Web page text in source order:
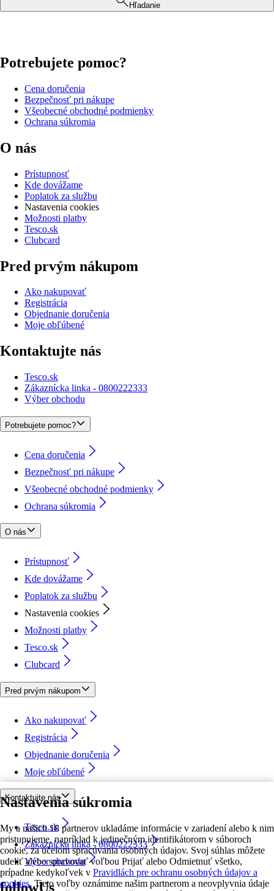
Nastavenia súkromia
My a našich 18 partnerov ukladáme informácie v zariadení alebo k nim
pristupujeme, napríklad k jedinečným identifikátorom v súboroch
cookie, za účelom spracúvania osobných údajov. Svoj súhlas môžete
udeliť alebo spravovať voľbou Prijať alebo Odmietnuť všetko,
prípadne kedykoľvek v Pravidlách pre ochranu osobných údajov a
cookies. Tieto voľby oznámime našim partnerom a neovplyvnia údaje
Hľadanie
Potrebujete pomoc?
Cena doručenia
Bezpečnosť pri nákupe
Všeobecné obchodné podmienky
Ochrana súkromia
O nás
Prístupnosť
Kde dovážame
Poplatok za službu
Nastavenia cookies
Možnosti platby
Tesco.sk
Clubcard
Pred prvým nákupom
Ako nakupovať
Registrácia
Objednanie doručenia
Moje obľúbené
Kontaktujte nás
Tesco.sk
Zákaznícka linka - 0800222333
Výber obchodu
Potrebujete pomoc?
Cena doručenia
Bezpečnosť pri nákupe
Všeobecné obchodné podmienky
Ochrana súkromia
O nás
Prístupnosť
Kde dovážame
Poplatok za službu
Nastavenia cookies
Možnosti platby
Tesco.sk
Clubcard
Pred prvým nákupom
Ako nakupovať
Registrácia
Objednanie doručenia
Moje obľúbené
Kontaktujte nás
Tesco.sk
Zákaznícka linka - 0800222333
Výber obchodu
followUs